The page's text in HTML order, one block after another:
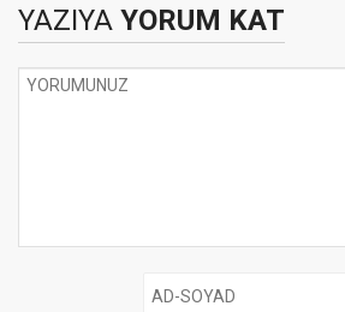
YAZIYA YORUM KAT